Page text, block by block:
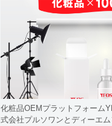
化粧品OEMプラットフォーム
式会社プルソワンとディーエ